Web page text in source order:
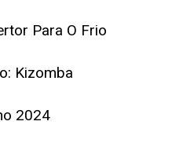
Para O Frio
Kizomba
2024